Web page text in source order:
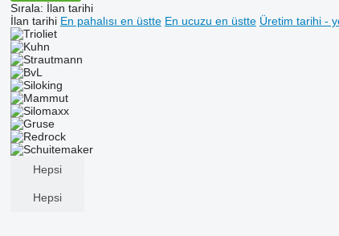
Sırala: İlan tarihi
İlan tarihi En pahalısı en üstte En ucuzu en üstte Üretim tarihi -
Hepsi
Hepsi